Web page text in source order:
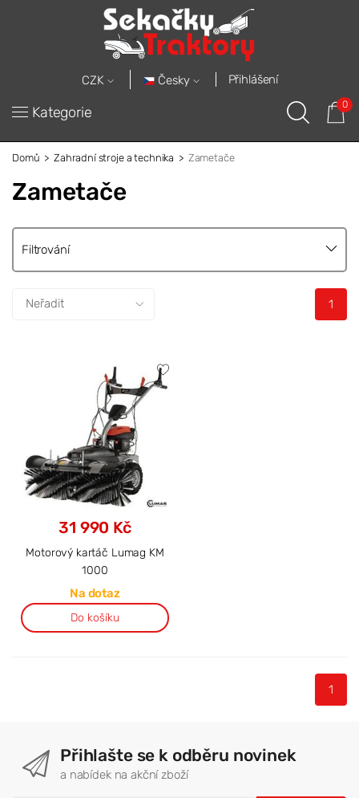
CZK Česky Přihlášení
Kategorie 0
Domů Zahradní stroje a technika Zametače
Zametače
Filtrování
1
31 990 Kč
Motorový kartáč Lumag KM
1000
Na dotaz
Do košíku
1
Přihlašte se k odběru novinek
a nabídek na akční zboží